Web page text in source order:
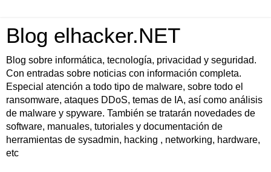
Blog elhacker.NET
Blog sobre informática, tecnología, privacidad y seguridad.
Con entradas sobre noticias con información completa.
Especial atención a todo tipo de malware, sobre todo el
ransomware, ataques DDoS, temas de IA, así como análisis
de malware y spyware. También se tratarán novedades de
software, manuales, tutoriales y documentación de
herramientas de sysadmin, hacking , networking, hardware,
etc